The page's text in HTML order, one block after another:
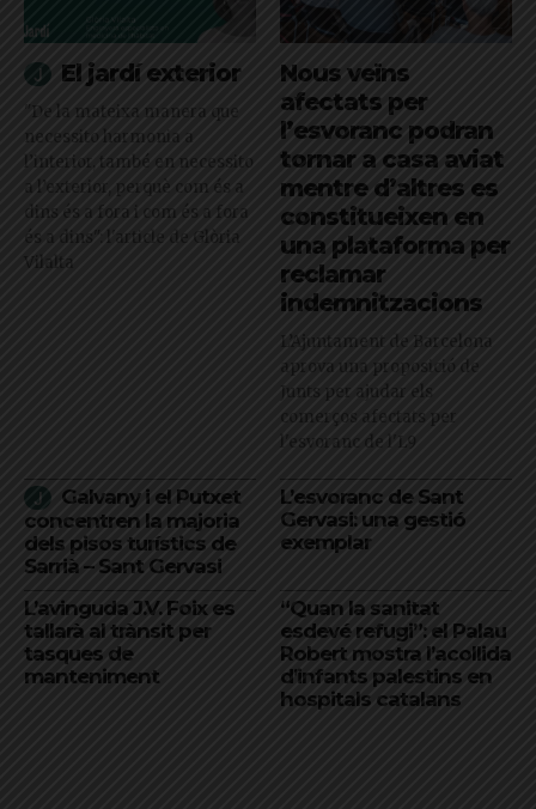
El jardí exterior
"De la mateixa manera que
necessito harmonia a
l’interior, també en necessito
a l’exterior, perquè com és a
dins és a fora i com és a fora
és a dins": l'article de Glòria
Vilalta
Nous veïns
afectats per
l’esvoranc podran
tornar a casa aviat
mentre d’altres es
constitueixen en
una plataforma per
reclamar
indemnitzacions
L’Ajuntament de Barcelona
aprova una proposició de
Junts per ajudar els
comerços afectats per
l'esvoranc de l'L9
Galvany i el Putxet
concentren la majoria
dels pisos turístics de
Sarrià – Sant Gervasi
L’esvoranc de Sant
Gervasi: una gestió
exemplar
L’avinguda J.V. Foix es
tallarà al trànsit per
tasques de
manteniment
“Quan la sanitat
esdevé refugi”: el Palau
Robert mostra l’acollida
d’infants palestins en
hospitals catalans